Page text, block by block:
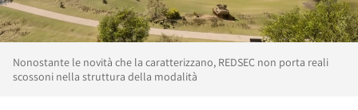
Nonostante le novità che la caratterizzano, REDSEC non porta reali
scossoni nella struttura della modalità